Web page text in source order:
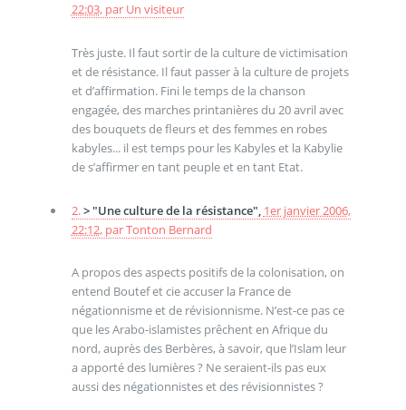
22:03, par Un visiteur
Très juste. Il faut sortir de la culture de victimisation
et de résistance. Il faut passer à la culture de projets
et d’affirmation. Fini le temps de la chanson
engagée, des marches printanières du 20 avril avec
des bouquets de fleurs et des femmes en robes
kabyles... il est temps pour les Kabyles et la Kabylie
de s’affirmer en tant peuple et en tant Etat.
2.> "Une culture de la résistance", 1er janvier 2006,
22:12, parTonton Bernard
A propos des aspects positifs de la colonisation, on
entend Boutef et cie accuser la France de
négationnisme et de révisionnisme. N’est-ce pas ce
que les Arabo-islamistes prêchent en Afrique du
nord, auprès des Berbères, à savoir, que l’Islam leur
a apporté des lumières ? Ne seraient-ils pas eux
aussi des négationnistes et des révisionnistes ?